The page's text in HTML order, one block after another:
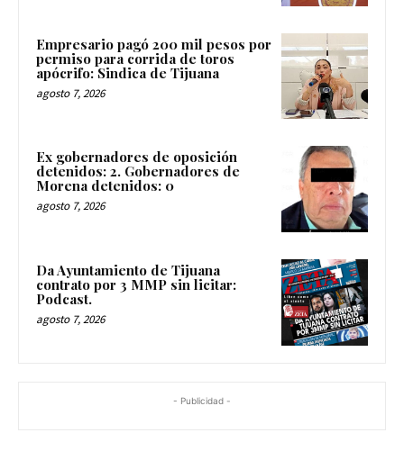
Empresario pagó 200 mil pesos por
permiso para corrida de toros
apócrifo: Sindica de Tijuana
agosto 7, 2026
Ex gobernadores de oposición
detenidos: 2. Gobernadores de
Morena detenidos: 0
agosto 7, 2026
Da Ayuntamiento de Tijuana
contrato por 3 MMP sin licitar:
Podcast.
agosto 7, 2026
- Publicidad -